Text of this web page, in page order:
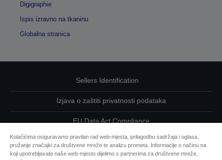
Digigraphie
Ispis izravno na tkaninu
Globalna stranica
Sellers Identification
Izjava o zaštiti privatnosti podataka
EU Data Act Compliance
Kontaktirajte nas u vezi svojih podataka
Kolačićima osiguravamo pravilan rad web-mjesta, prilagodbu sadržaja i oglasa,
pružanje značajki za društvene mreže te analizu prometa. Informacije o načinu na
koji upotrebljavate naše web-mjesto dijelimo s partnerima za društvene mreže,